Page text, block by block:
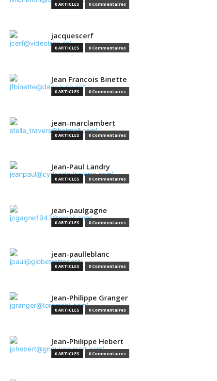
0 ARTICLES 0 Commentaires
jacquescerf
0 ARTICLES 0 Commentaires
Jean Francois Binette
0 ARTICLES 0 Commentaires
jean-marclambert
0 ARTICLES 0 Commentaires
Jean-Paul Landry
0 ARTICLES 0 Commentaires
jean-paulgagne
0 ARTICLES 0 Commentaires
jean-paulleblanc
0 ARTICLES 0 Commentaires
Jean-Philippe Granger
0 ARTICLES 0 Commentaires
Jean-Philippe Hebert
0 ARTICLES 0 Commentaires